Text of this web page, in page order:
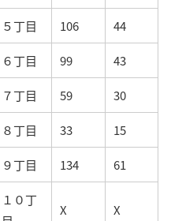
５丁目 106 44
６丁目 99 43
７丁目 59 30
８丁目 33 15
９丁目 134 61
１０丁
X X